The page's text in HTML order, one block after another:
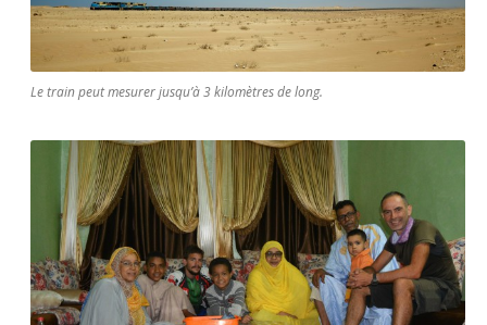
Le train peut mesurer jusqu’à 3 kilomètres de long.